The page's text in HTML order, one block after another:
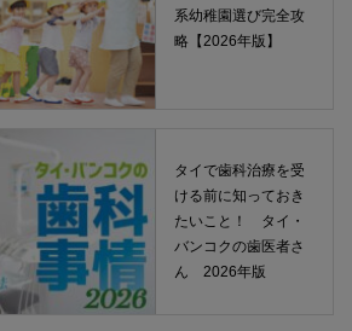
系幼稚園選び完全攻
略【2026年版】
タイで歯科治療を受
ける前に知っておき
たいこと！ タイ・
バンコクの歯医者さ
ん 2026年版